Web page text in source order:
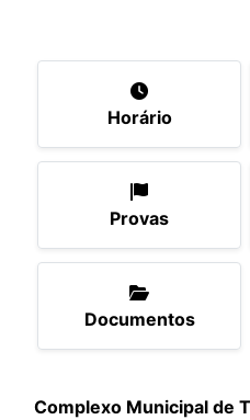
Horário
Provas
Documentos
Complexo Municipal de